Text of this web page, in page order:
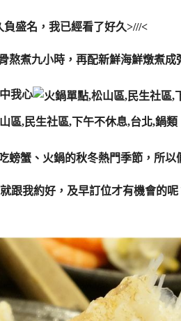
負盛名，我已經看了好久>///<
熬煮九小時，再配新鮮海鮮燉煮成
我心
螃蟹、火鍋的秋冬熱門季節，所以
就跟我約好，及早訂位才有機會